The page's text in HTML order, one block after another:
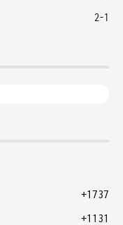
2-1
+1737
+1131